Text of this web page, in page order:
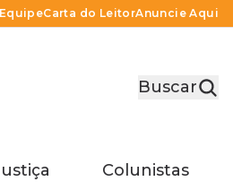
EquipeCarta do LeitorAnuncie Aqui
Buscar
Colunistas